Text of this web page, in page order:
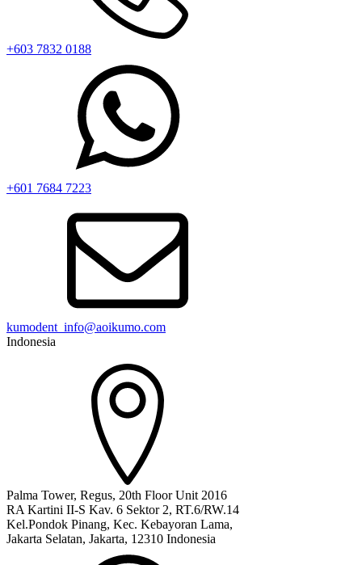
+603 7832 0188
+601 7684 7223
kumodent_info@aoikumo.com
Indonesia
Palma Tower, Regus, 20th Floor Unit 2016
RA Kartini II-S Kav. 6 Sektor 2, RT.6/RW.14
Kel.Pondok Pinang, Kec. Kebayoran Lama,
Jakarta Selatan, Jakarta, 12310 Indonesia